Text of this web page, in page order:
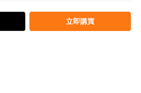
立即購買